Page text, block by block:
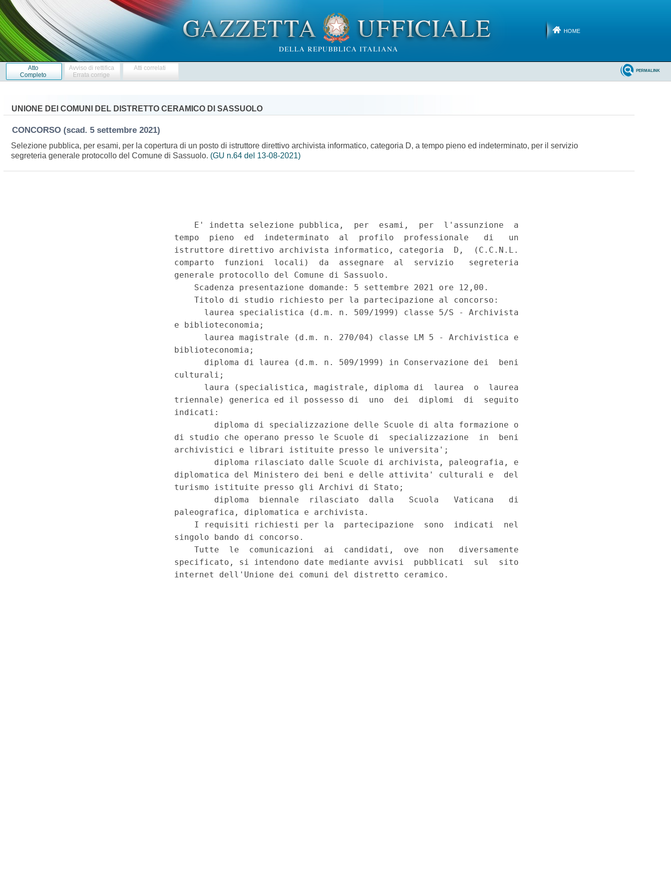
HOME
Atto
Completo
Avviso di rettifica
Errata corrige
Atti correlati PERMALINK
UNIONE DEI COMUNI DEL DISTRETTO CERAMICO DI SASSUOLO
CONCORSO (scad. 5 settembre 2021)
Selezione pubblica, per esami, per la copertura di un posto di istruttore direttivo archivista informatico, categoria D, a tempo pieno ed indeterminato, per il servizio
segreteria generale protocollo del Comune di Sassuolo. (GU n.64 del 13-08-2021)